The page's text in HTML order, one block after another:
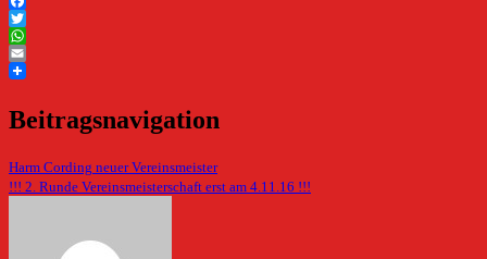
Facebook
Twitter
WhatsApp
Email
Beitragsnavigation
Harm Cording neuer Vereinsmeister
!!! 2. Runde Vereinsmeisterschaft erst am 4.11.16 !!!